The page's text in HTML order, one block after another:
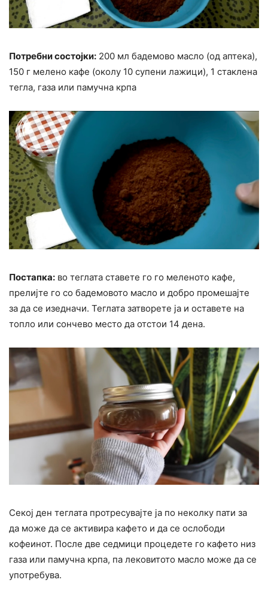
Потребни состојки: 200 мл бадемово масло (од аптека),
150 г мелено кафе (околу 10 супени лажици), 1 стаклена
тегла, газа или памучна крпа
Постапка: во теглата ставете го го меленото кафе,
прелијте го со бадемовото масло и добро промешајте
за да се изедначи. Теглата затворете ја и оставете на
топло или сончево место да отстои 14 дена.
Секој ден теглата протресувајте ја по неколку пати за
да може да се активира кафето и да се ослободи
кофеинот. После две седмици процедете го кафето низ
газа или памучна крпа, па лековитото масло може да се
употребува.